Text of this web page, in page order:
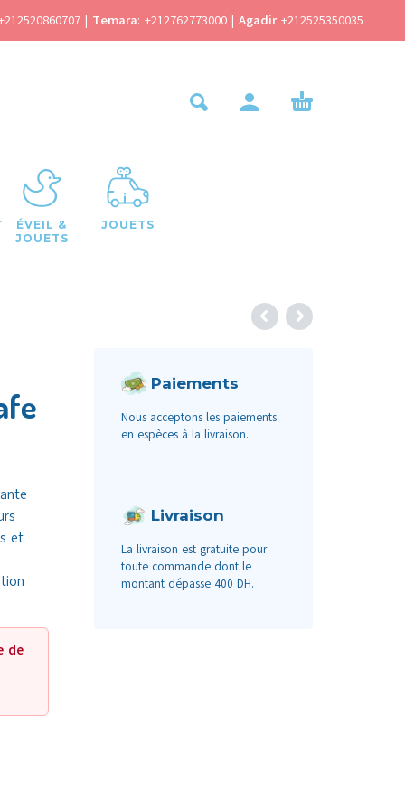
| Temara: +212762773000 | Agadir +212525350035
ÉVEIL &
JOUETS
JOUETS
et
de
Paiements
Nous acceptons les paiements
en espèces à la livraison.
Livraison
La livraison est gratuite pour
toute commande dont le
montant dépasse 400 DH.